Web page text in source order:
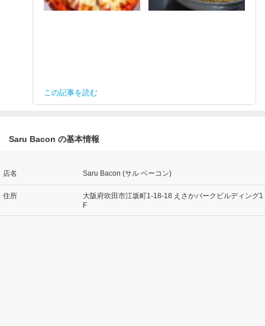
この記事を読む
Saru Bacon の基本情報
店名 Saru Bacon (サル ベーコン)
住所
大阪府吹田市江坂町1-18-18 えさかパークビルディング1
F